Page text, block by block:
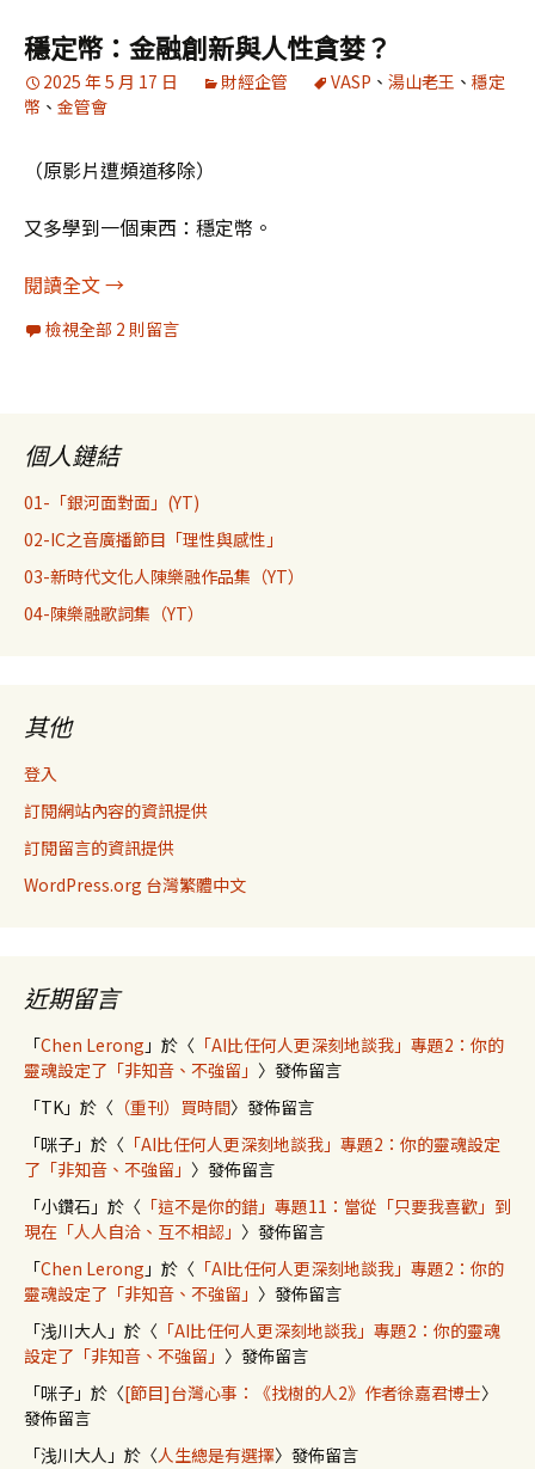
穩定幣：金融創新與人性貪婪？
2025 年 5 月 17 日 財經企管 VASP 、 湯山老王 、 穩定
幣 、 金管會
（原影片遭頻道移除）
又多學到一個東西：穩定幣。
閱讀全文穩定幣：金融創新與人性貪婪？
→
檢視全部 2 則留言
個人鏈結
01-「銀河面對面」(YT)
02-IC之音廣播節目「理性與感性」
03-新時代文化人陳樂融作品集（YT）
04-陳樂融歌詞集（YT）
其他
登入
訂閱網站內容的資訊提供
訂閱留言的資訊提供
WordPress.org 台灣繁體中文
近期留言
「Chen Lerong 」於〈 「AI比任何人更深刻地談我」專題2：你的
靈魂設定了「非知音、不強留」 〉發佈留言
「TK 」於〈 （重刊）買時間〉發佈留言
「咪子 」於〈 「AI比任何人更深刻地談我」專題2：你的靈魂設定
了「非知音、不強留」 〉發佈留言
「小鑽石 」於〈 「這不是你的錯」專題11：當從「只要我喜歡」到
現在「人人自洽、互不相認」 〉發佈留言
「Chen Lerong 」於〈 「AI比任何人更深刻地談我」專題2：你的
靈魂設定了「非知音、不強留」 〉發佈留言
「浅川大人 」於〈 「AI比任何人更深刻地談我」專題2：你的靈魂
設定了「非知音、不強留」 〉發佈留言
「咪子 」於〈[節目]台灣心事：《找樹的人2》作者徐嘉君博士〉
發佈留言
「浅川大人 」於〈人生總是有選擇〉發佈留言